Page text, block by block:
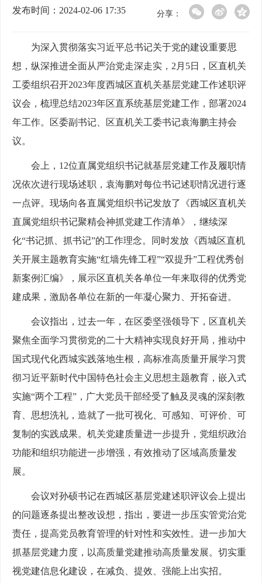
发布时间：2024-02-06 17:35 分享：
为深入贯彻落实习近平总书记关于党的建设重要思
想，纵深推进全面从严治党走深走实，2月5日，区直机关
工委组织召开2023年度西城区直机关基层党建工作述职评
议会，梳理总结2023年区直系统基层党建工作，部署2024
年工作。区委副书记、区直机关工委书记袁海鹏主持会
议。
会上，12位直属党组织书记就基层党建工作及履职情
况依次进行现场述职，袁海鹏对每位书记述职情况进行逐
一点评。现场向各直属党组织书记发放了《西城区直机关
直属党组织书记聚精会神抓党建工作清单》，继续深
化“书记抓、抓书记”的工作理念。同时发放《西城区直机
关开展主题教育实施“红墙先锋工程”“双提升”工程优秀创
新案例汇编》，展示区直机关各单位一年来取得的优秀党
建成果，激励各单位在新的一年凝心聚力、开拓奋进。
会议指出，过去一年，在区委坚强领导下，区直机关
聚焦全面学习贯彻党的二十大精神实现良好开局，推动中
国式现代化西城实践落地生根，高标准高质量开展学习贯
彻习近平新时代中国特色社会主义思想主题教育，嵌入式
实施“两个工程”，广大党员干部经受了触及灵魂的深刻教
育、思想洗礼，造就了一批可视化、可感知、可评价、可
复制的实践成果。机关党建质量进一步提升，党组织政治
功能和组织功能进一步增强，有效推动了区域高质量发
展。
会议对孙硕书记在西城区基层党建述职评议会上提出
的问题逐条提出整改设想，指出，要进一步压实管党治党
责任，提高党员教育管理的针对性和实效性。进一步加大
抓基层党建力度，以高质量党建推动高质量发展。切实重
视党建信息化建设，在减负、提效、强能上出实招。